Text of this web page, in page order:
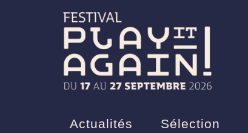
Actualités Sélection